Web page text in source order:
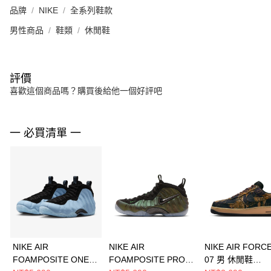
品牌 NIKE 全系列鞋款
男性商品 鞋類 休閒鞋
評價
喜歡這個商品嗎？購買後給他一個好評吧
一 必買清單 一
NIKE AIR
FOAMPOSITE ONE
NIKE AIR
FOAMPOSITE PRO
NIKE AIR
07 男 休閒鞋